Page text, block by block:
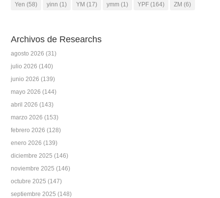
Yen (58) yinn (1) YM (17) ymm (1) YPF (164) ZM (6)
Archivos de Researchs
agosto 2026 (31)
julio 2026 (140)
junio 2026 (139)
mayo 2026 (144)
abril 2026 (143)
marzo 2026 (153)
febrero 2026 (128)
enero 2026 (139)
diciembre 2025 (146)
noviembre 2025 (146)
octubre 2025 (147)
septiembre 2025 (148)